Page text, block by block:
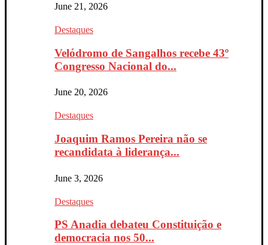
June 21, 2026
Destaques
Velódromo de Sangalhos recebe 43º
Congresso Nacional do...
June 20, 2026
Destaques
Joaquim Ramos Pereira não se
recandidata à liderança...
June 3, 2026
Destaques
PS Anadia debateu Constituição e
democracia nos 50...